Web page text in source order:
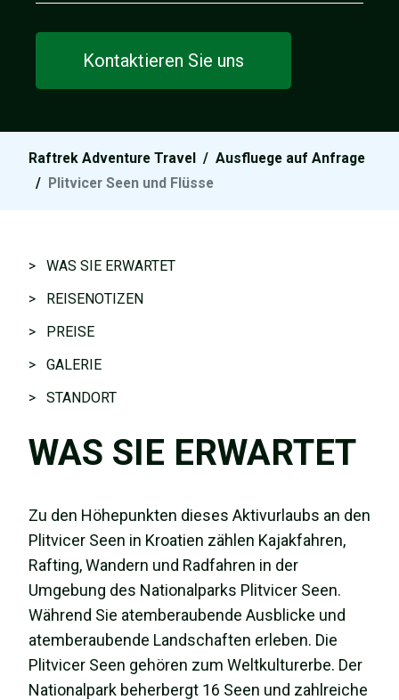
Kontaktieren Sie uns
Raftrek Adventure Travel / Ausfluege auf Anfrage
/ Plitvicer Seen und Flüsse
> WAS SIE ERWARTET
> REISENOTIZEN
> PREISE
> GALERIE
> STANDORT
WAS SIE ERWARTET
Zu den Höhepunkten dieses Aktivurlaubs an den
Plitvicer Seen in Kroatien zählen Kajakfahren,
Rafting, Wandern und Radfahren in der
Umgebung des Nationalparks Plitvicer Seen.
Während Sie atemberaubende Ausblicke und
atemberaubende Landschaften erleben. Die
Plitvicer Seen gehören zum Weltkulturerbe. Der
Nationalpark beherbergt 16 Seen und zahlreiche